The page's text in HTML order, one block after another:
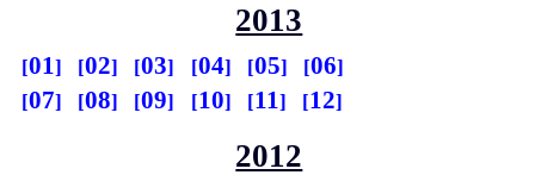
2013
01 02 03 04 05
06
07
08 09 10 11 12
2012